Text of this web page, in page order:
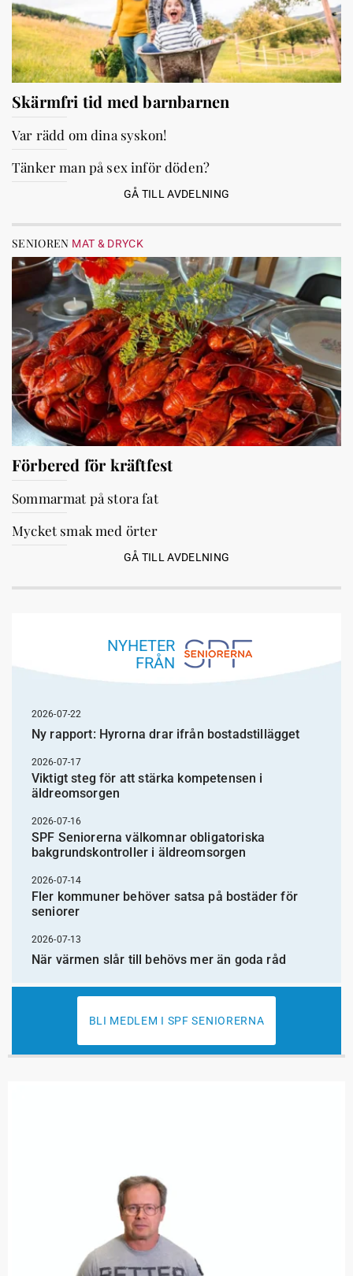
Skärmfri tid med barnbarnen
Var rädd om dina syskon!
Tänker man på sex inför döden?
GÅ TILL AVDELNING
SENIOREN MAT & DRYCK
Förbered för kräftfest
Sommarmat på stora fat
Mycket smak med örter
GÅ TILL AVDELNING
NYHETER
FRÅN
2026-07-22
Ny rapport: Hyrorna drar ifrån bostadstillägget
2026-07-17
Viktigt steg för att stärka kompetensen i
äldreomsorgen
2026-07-16
SPF Seniorerna välkomnar obligatoriska
bakgrundskontroller i äldreomsorgen
2026-07-14
Fler kommuner behöver satsa på bostäder för
seniorer
2026-07-13
När värmen slår till behövs mer än goda råd
BLI MEDLEM I SPF SENIORERNA